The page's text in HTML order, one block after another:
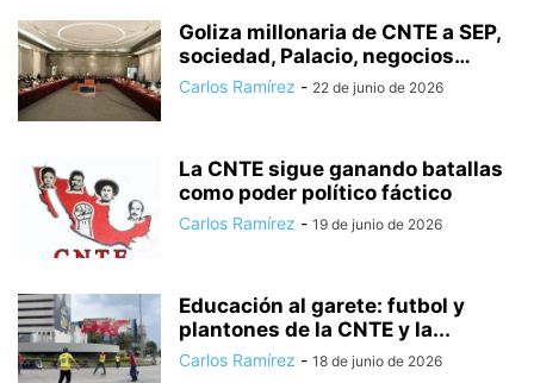
Goliza millonaria de CNTE a SEP,
sociedad, Palacio, negocios…
Carlos Ramírez - 22 de junio de 2026
La CNTE sigue ganando batallas
como poder político fáctico
Carlos Ramírez - 19 de junio de 2026
Educación al garete: futbol y
plantones de la CNTE y la...
Carlos Ramírez - 18 de junio de 2026